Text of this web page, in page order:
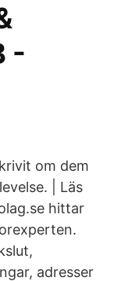
-
om dem
| Läs
hittar
adresser